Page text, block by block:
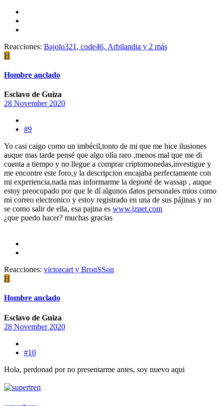
Reacciones: Bajolo321 , code46, Arbilandia y 2 más
H
Hombre anclado
Esclavo de Guiza
28 November 2020
#9
Yo casi caigo como un imbécil,tonto de mi que me hice ilusiones
auque mas tarde pensé que algo olía raro ,menos mal que me di
cuenta a tiempo y no llegue a comprar criptomonedas,investigue y
me encontre este foro,y la descripcion encajaba perfectamente con
mi experiencia,nada mas informarme la deporté de wassap , auque
estoy preocupado por que le dí algunos datos personales mios como
mi correo electronico y estoy registrado en una de sus pájinas y no
se como salir de ella, esa pajina es www.jzpet.com
¿que puedo hacer? muchas gracias
Reacciones: victorcart y BronSSon
H
Hombre anclado
Esclavo de Guiza
28 November 2020
#10
Hola, perdonad por no presentarme antes, soy nuevo aqui